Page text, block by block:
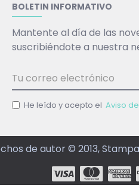
BOLETIN INFORMATIVO
Mantente al día de las
suscribiéndote a nuestra
He leído y acepto el Aviso
de autor © 2013,